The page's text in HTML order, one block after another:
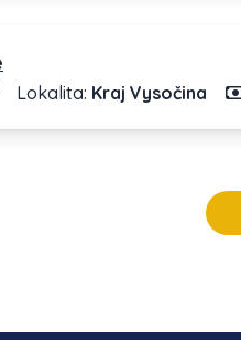
Lokalita: Kraj Vysočina